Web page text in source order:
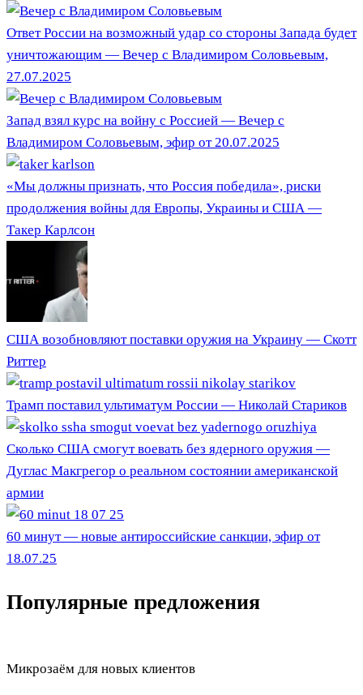
Ответ России на возможный удар со стороны Запада будет
уничтожающим — Вечер с Владимиром Соловьевым,
27.07.2025
Запад взял курс на войну с Россией — Вечер с
Владимиром Соловьевым, эфир от 20.07.2025
«Мы должны признать, что Россия победила», риски
продолжения войны для Европы, Украины и США —
Такер Карлсон
США возобновляют поставки оружия на Украину — Скотт
Риттер
Трамп поставил ультиматум России — Николай Стариков
Сколько США смогут воевать без ядерного оружия —
Дуглас Макгрегор о реальном состоянии американской
армии
60 минут — новые антироссийские санкции, эфир от
18.07.25
Популярные предложения
Микрозаём для новых клиентов